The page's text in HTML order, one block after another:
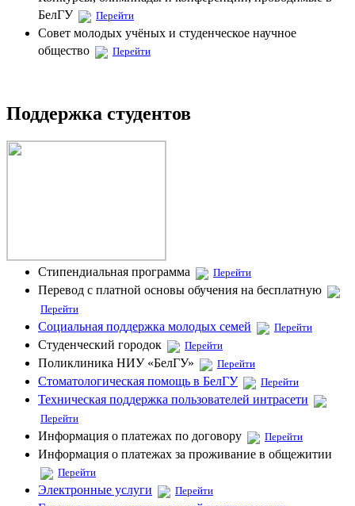
БелГУ
Перейти
Совет молодых учёных и студенческое научное
общество
Перейти
Поддержка студентов
Стипендиальная программа Перейти
Перевод с платной основы обучения на бесплатную
Перейти
Социальная поддержка молодых семей Перейти
Студенческий городок Перейти
Поликлиника НИУ «БелГУ» Перейти
Стоматологическая помощь в БелГУ Перейти
Техническая поддержка пользователей интрасети
Перейти
Информация о платежах по договору Перейти
Информация о платежах за проживание в общежитии
Перейти
Электронные услуги Перейти